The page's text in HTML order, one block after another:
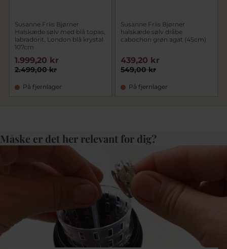
Susanne Friis Bjørner
Halskæde sølv med blå topas,
labradorit, London blå krystal
107cm
2.499,00 kr
1.999,20 kr
På fjernlager
Susanne Friis Bjørner
halskæde sølv dråbe
cabochon grøn agat (45cm)
549,00 kr
439,20 kr
På fjernlager
Måske er det her relevant for dig?